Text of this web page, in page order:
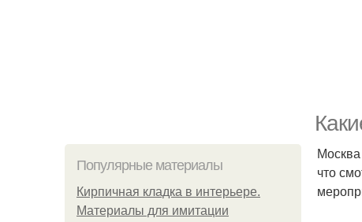
Популярные материалы
Кирпичная кладка в интерьере.
Материалы для имитации
что